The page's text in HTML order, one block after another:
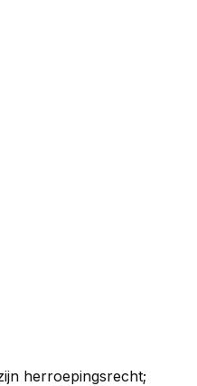
herroepingsrecht;